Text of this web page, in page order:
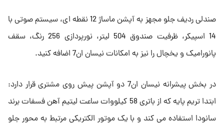
صندلی ردیف جلو مجهز به آپشن ماساژ 12 نقطه ای، سیستم صوتی با
14 اسپیکر، ظرفیت صندوق 504 لیتر، نورپردازی 256 رنگ، سقف
پانورامیک و یخچال را نیز به امکانات نیسان ان7 اضافه کنید.
در بخش پیشرانه نیسان ان7 دو آپشن پیش روی مشتری قرار دارد:
ابتدا تریم پایه که از باتری 58 کیلووات ساعت لیتیم آهن فسفات برند
سانودا استفاده می کند و با یک موتور الکتریکی مرتبط به محور جلو